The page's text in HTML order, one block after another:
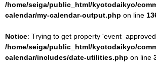
/home/seiga/public_html/kyotodaikyo/
calendar/my-calendar-output.php on line
Notice: Trying to get property
/home/seiga/public_html/kyotodaikyo/
calendar/includes/date-utilities.php on line